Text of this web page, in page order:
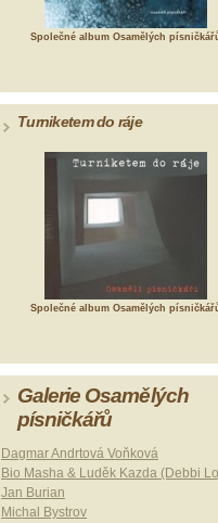
Společné album Osamělých
Turniketem do ráje
Společné album Osamělých
Galerie Osamělých
písničkářů
Dagmar Andrtová Voňková
Bio Masha & Luděk Kazda (Debbi
Jan Burian
Michal Bystrov